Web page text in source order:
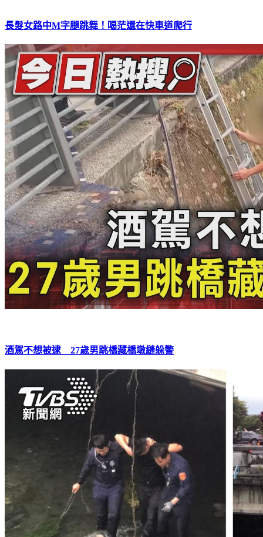
長髮女路中M字腿跳舞！喝茫還在快車道爬行
酒駕不想被逮 27歲男跳橋藏橋墩縫躲警